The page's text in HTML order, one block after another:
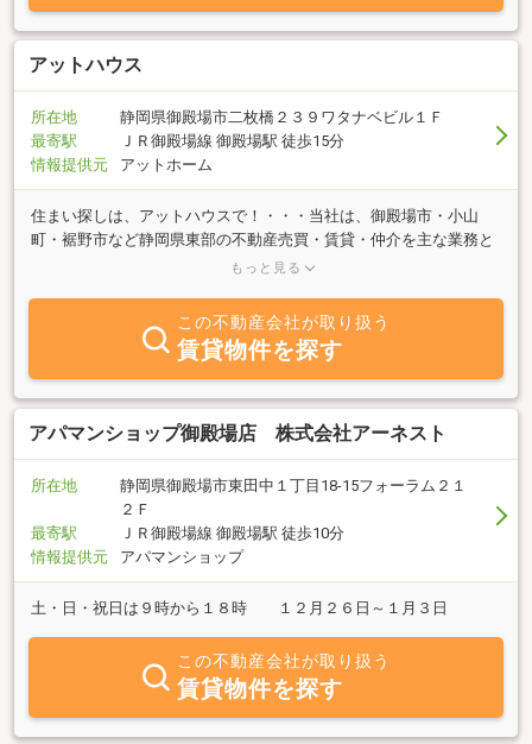
アットハウス
所在地
静岡県御殿場市二枚橋２３９ワタナベビル１Ｆ
最寄駅
ＪＲ御殿場線 御殿場駅 徒歩15分
情報提供元
アットホーム
住まい探しは、アットハウスで！・・・当社は、御殿場市・小山
町・裾野市など静岡県東部の不動産売買・賃貸・仲介を主な業務と
して行っております。「売りたい」・「買いたい」・「貸した
軽にお問い合わせ下さいませ。皆様との出会いを大切に「安心」
「快適」な住まい探しをサポートいたします。
もっと見る
この不動産会社が取り扱う
賃貸物件を探す
アパマンショップ御殿場店 株式会社アーネスト
所在地
静岡県御殿場市東田中１丁目18-15フォーラム２１
２Ｆ
最寄駅
ＪＲ御殿場線 御殿場駅 徒歩10分
情報提供元
アパマンショップ
土・日・祝日は９時から１８時 １２月２６日～１月３日
この不動産会社が取り扱う
賃貸物件を探す